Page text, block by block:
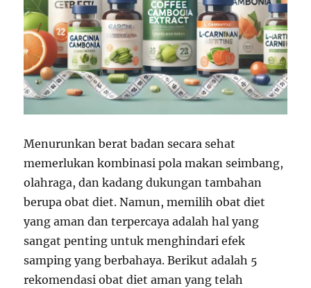
Menurunkan berat badan secara sehat
memerlukan kombinasi pola makan seimbang,
olahraga, dan kadang dukungan tambahan
berupa obat diet. Namun, memilih obat diet
yang aman dan terpercaya adalah hal yang
sangat penting untuk menghindari efek
samping yang berbahaya. Berikut adalah 5
rekomendasi obat diet aman yang telah